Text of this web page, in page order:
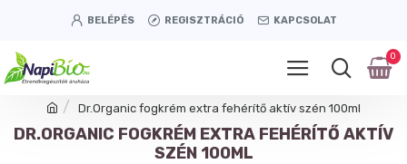
BELÉPÉS REGISZTRÁCIÓ KAPCSOLAT
0
Dr.Organic fogkrém extra fehérítő aktív szén 100ml
DR.ORGANIC FOGKRÉM EXTRA FEHÉRÍTŐ AKTÍV
SZÉN 100ML